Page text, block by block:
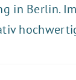
in Berlin.